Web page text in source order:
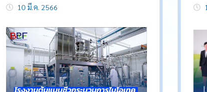
10 มี.ค. 2566
อุต